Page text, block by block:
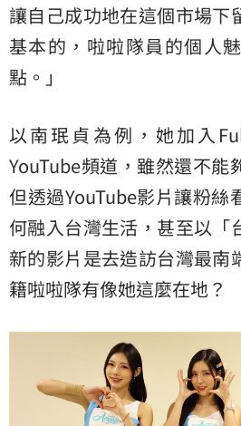
讓自己成功地在這個市場下
基本的，啦啦隊員的個人
點。」
以南珉貞為例，她加入
YouTube頻道，雖然還不能
但透過YouTube影片讓粉絲
何融入台灣生活，甚至以「
新的影片是去造訪台灣最南
籍啦啦隊有像她這麼在地？